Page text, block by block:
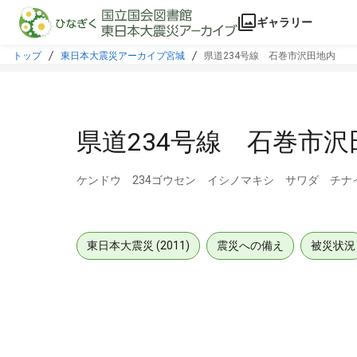
本文に飛ぶ
ギャラリー
トップ 東日本大震災アーカイブ宮城 県道234号線 石巻市沢田地内
県道234号線 石巻市沢
ケンドウ 234ゴウセン イシノマキシ サワダ チナ
東日本大震災 (2011) 震災への備え 被災状況